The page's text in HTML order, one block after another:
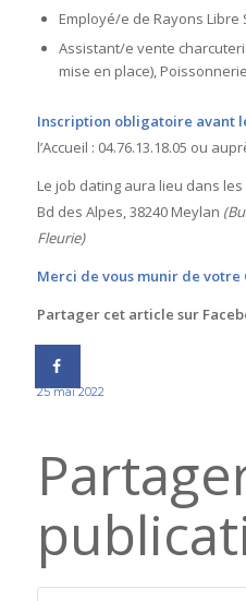
Employé/e de Rayons Libre
Assistant/e vente
mise en place),
Inscription obligatoire avant
l’Accueil : 04.76.13.18.05 ou
Le job dating aura lieu dans
Bd des Alpes, 38240 Meylan
Fleurie)
Merci de vous munir de votre
Partager cet article sur
25 mai 2022